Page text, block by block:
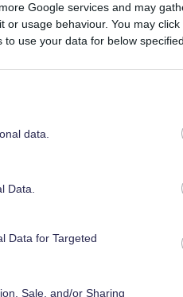
Google services and may
or usage behaviour. You may
use your data for below
data.
Data.
Data for Targeted
Sale, and/or Sharing